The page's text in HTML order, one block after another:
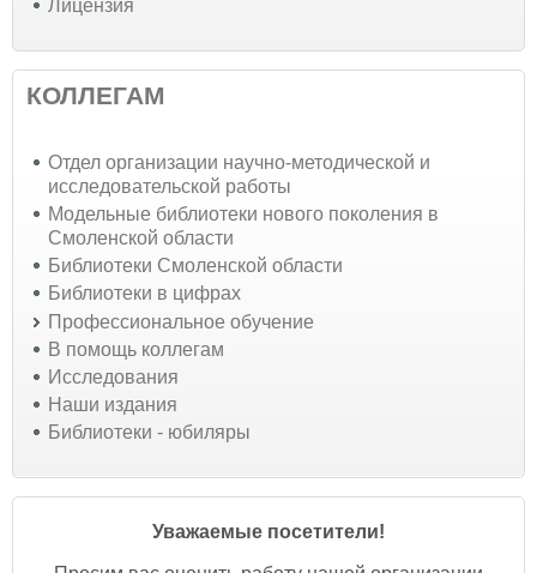
Лицензия
КОЛЛЕГАМ
Отдел организации научно-методической и
исследовательской работы
Модельные библиотеки нового поколения в
Смоленской области
Библиотеки Смоленской области
Библиотеки в цифрах
Профессиональное обучение
В помощь коллегам
Исследования
Наши издания
Библиотеки - юбиляры
Уважаемые посетители!